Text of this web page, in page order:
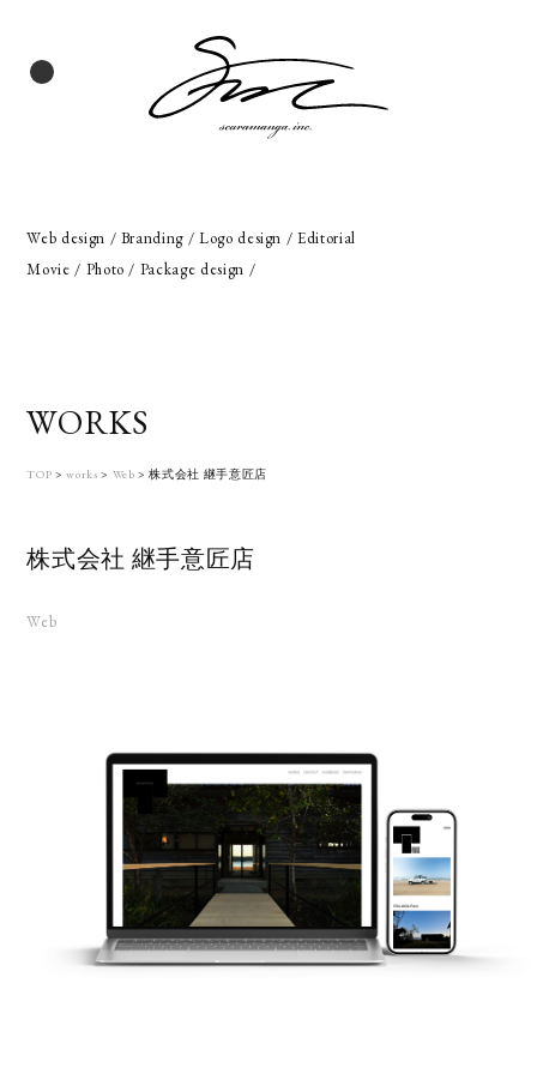
Web design / Branding / Logo design / Editorial
Movie / Photo / Package design /
WORKS
TOP >works > Web >株式会社 継手意匠店
株式会社 継手意匠店
Web